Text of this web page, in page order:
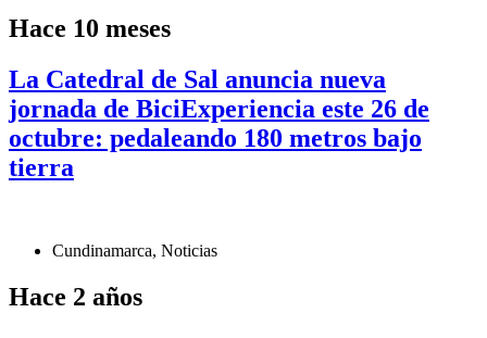
Hace 10 meses
La Catedral de Sal anuncia nueva
jornada de BiciExperiencia este 26 de
octubre: pedaleando 180 metros bajo
tierra
Cundinamarca, Noticias
Hace 2 años